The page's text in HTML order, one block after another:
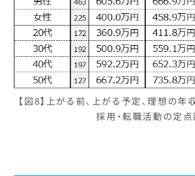
【図8】上がる前、上がる予定、理想の
採用・転職活動の定